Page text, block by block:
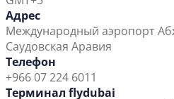
Адрес
Международный аэропорт
Саудовская Аравия
Телефон
+966 07 224 6011
Терминал flydubai